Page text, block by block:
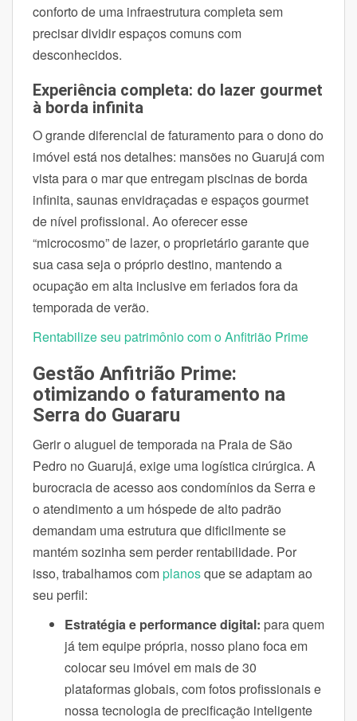
conforto de uma infraestrutura completa sem
precisar dividir espaços comuns com
desconhecidos.
Experiência completa: do lazer gourmet
à borda infinita
O grande diferencial de faturamento para o dono do
imóvel está nos detalhes: mansões no Guarujá com
vista para o mar que entregam piscinas de borda
infinita, saunas envidraçadas e espaços gourmet
de nível profissional. Ao oferecer esse
“microcosmo” de lazer, o proprietário garante que
sua casa seja o próprio destino, mantendo a
ocupação em alta inclusive em feriados fora da
temporada de verão.
Rentabilize seu patrimônio com o Anfitrião Prime
Gestão Anfitrião Prime:
otimizando o faturamento na
Serra do Guararu
Gerir o aluguel de temporada na Praia de São
Pedro no Guarujá, exige uma logística cirúrgica. A
burocracia de acesso aos condomínios da Serra e
o atendimento a um hóspede de alto padrão
demandam uma estrutura que dificilmente se
mantém sozinha sem perder rentabilidade. Por
isso, trabalhamos complanosque se adaptam ao
seu perfil:
Estratégia e performance digital: para quem
já tem equipe própria, nosso plano foca em
colocar seu imóvel em mais de 30
plataformas globais, com fotos profissionais e
nossa tecnologia de precificação inteligente